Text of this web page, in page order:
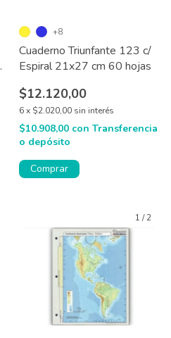
Cuaderno Triunfante 123 c/
Espiral 21x27 cm 60 hojas
$12.120,00
6x $2.020,00 sin interés
$10.908,00 con Transferencia
o depósito
+8
Comprar
1 /2